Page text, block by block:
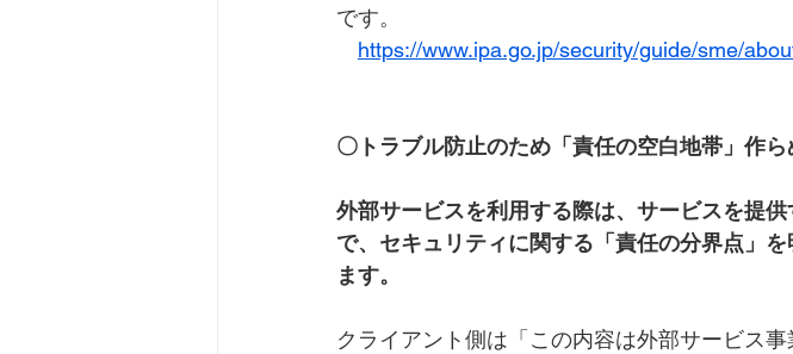
です。
https://www.ipa.go.jp/security/guide/sme/
〇トラブル防止のため「責任の空白地帯」作ら
外部サービスを利用する際は、サービスを提
で、セキュリティに関する「責任の分界点」
ます。
クライアント側は「この内容は外部サービス